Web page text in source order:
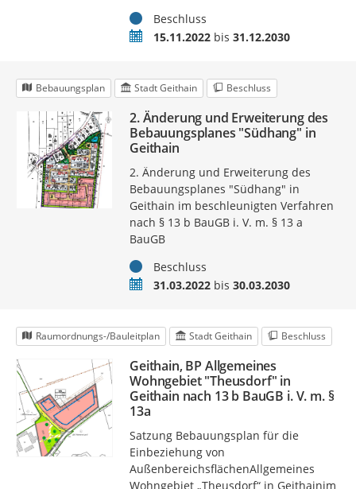
StatusBeschluss
Zeitraum15.11.2022bis 31.12.2030
Bebauungsplan Stadt Geithain Beschluss
2. Änderung und Erweiterung des
Bebauungsplanes "Südhang" in
Geithain
2. Änderung und Erweiterung des
Bebauungsplanes "Südhang" in
Geithain im beschleunigten Verfahren
nach § 13 b BauGB i. V. m. § 13 a
BauGB
StatusBeschluss
Zeitraum31.03.2022bis 30.03.2030
Raumordnungs-/Bauleitplan Stadt Geithain Beschluss
Geithain, BP Allgemeines
Wohngebiet "Theusdorf" in
Geithain nach 13 b BauGB i. V. m. §
13a
Satzung Bebauungsplan für die
Einbeziehung von
AußenbereichsflächenAllgemeines
Wohngebiet „Theusdorf“ in Geithainim